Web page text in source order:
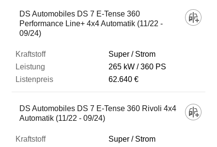
DS Automobiles DS 7 E-Tense 360
Performance Line+ 4x4 Automatik (11/22 -
09/24)
Super / Strom
265 kW
360 PS
62.640 €
DS Automobiles DS 7 E-Tense 360 Rivoli 4x4
Automatik (11/22 - 09/24)
Super / Strom